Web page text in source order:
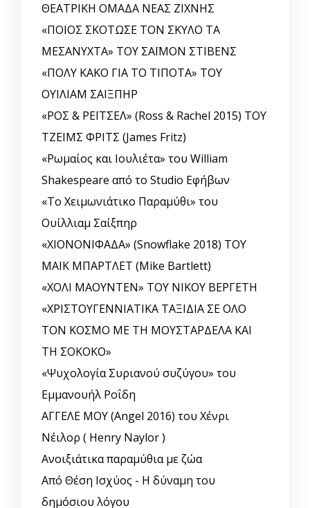
ΘΕΑΤΡΙΚΗ ΟΜΑΔΑ ΝΕΑΣ ΖΙΧΝΗΣ
«ΠΟΙΟΣ ΣΚΟΤΩΣΕ ΤΟΝ ΣΚΥΛΟ ΤΑ
ΜΕΣΑΝΥΧΤΑ» ΤΟΥ ΣΑΪΜΟΝ ΣΤΙΒΕΝΣ
«ΠΟΛΥ ΚΑΚΟ ΓΙΑ ΤΟ ΤΙΠΟΤΑ» ΤΟΥ
ΟΥΙΛΙΑΜ ΣΑΙΞΠΗΡ
«ΡΟΣ & ΡΕΪΤΣΕΛ» (Ross & Rachel 2015) ΤΟΥ
ΤΖΕΙΜΣ ΦΡΙΤΣ (James Fritz)
«Ρωμαίος και Ιουλιέτα» του William
Shakespeare από το Studio Εφήβων
«Το Χειμωνιάτικο Παραμύθι» του
Ουίλλιαμ Σαίξπηρ
«ΧΙΟΝΟΝΙΦΑΔΑ» (Snowflake 2018) ΤΟΥ
ΜΑΙΚ ΜΠΑΡΤΛΕΤ (Mike Bartlett)
«ΧΟΛΙ ΜΑΟΥΝΤΕΝ» ΤΟΥ ΝΙΚΟΥ ΒΕΡΓΕΤΗ
«ΧΡΙΣΤΟΥΓΕΝΝΙΑΤΙΚΑ ΤΑΞΙΔΙΑ ΣΕ ΟΛΟ
ΤΟΝ ΚΟΣΜΟ ΜΕ ΤΗ ΜΟΥΣΤΑΡΔΕΛΑ ΚΑΙ
ΤΗ ΣΟΚΟΚΟ»
«Ψυχολογία Συριανού συζύγου» του
Εμμανουήλ Ροΐδη
ΑΓΓΕΛΕ ΜΟΥ (Angel 2016) του Χένρι
Νέιλορ ( Henry Naylor )
Ανοιξιάτικα παραμύθια με ζώα
Από Θέση Ισχύος - Η δύναμη του
δημόσιου λόγου